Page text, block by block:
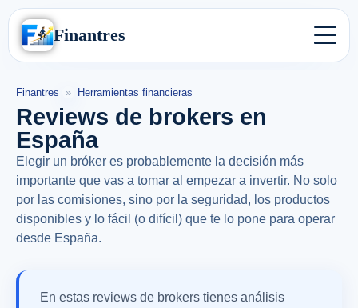
Finantres
Finantres » Herramientas financieras
Reviews de brokers en
España
Elegir un bróker es probablemente la decisión más
importante que vas a tomar al empezar a invertir. No solo
por las comisiones, sino por la seguridad, los productos
disponibles y lo fácil (o difícil) que te lo pone para operar
desde España.
En estas reviews de brokers tienes análisis